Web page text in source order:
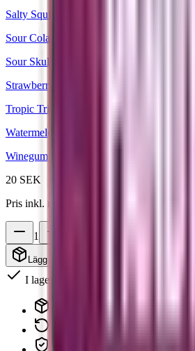
Salty Squids
Sour Cola
Sour Skulls
Strawberry Liquorice
Tropic Trio
Watermelon
Winegums
20 SEK
Pris inkl. moms. Frakt beräknas i kassan.
1
Lägg i varukorg
I lager